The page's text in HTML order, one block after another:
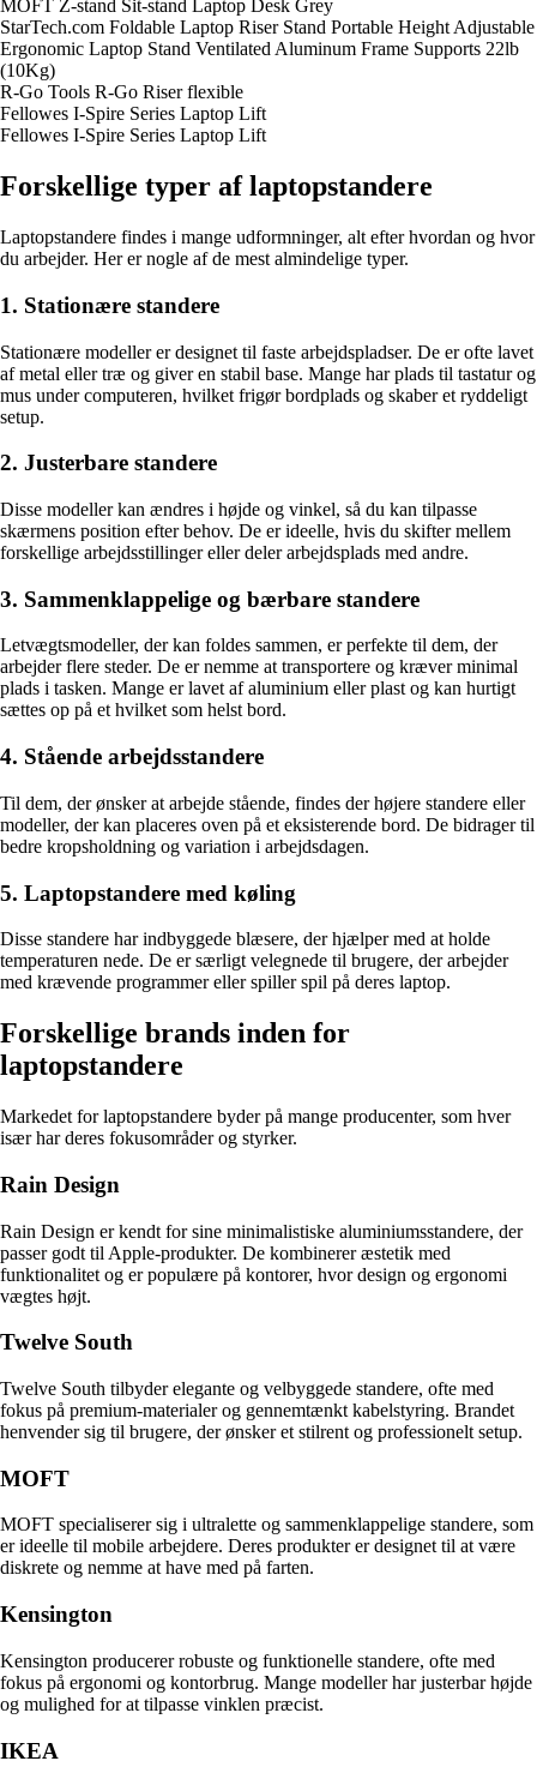
MOFT Z-stand Sit-stand Laptop Desk Grey
StarTech.com Foldable Laptop Riser Stand Portable Height Adjustable
Ergonomic Laptop Stand Ventilated Aluminum Frame Supports 22lb
(10Kg)
R-Go Tools R-Go Riser flexible
Fellowes I-Spire Series Laptop Lift
Fellowes I-Spire Series Laptop Lift
Forskellige typer af laptopstandere
Laptopstandere findes i mange udformninger, alt efter hvordan og hvor
du arbejder. Her er nogle af de mest almindelige typer.
1. Stationære standere
Stationære modeller er designet til faste arbejdspladser. De er ofte lavet
af metal eller træ og giver en stabil base. Mange har plads til tastatur og
mus under computeren, hvilket frigør bordplads og skaber et ryddeligt
setup.
2. Justerbare standere
Disse modeller kan ændres i højde og vinkel, så du kan tilpasse
skærmens position efter behov. De er ideelle, hvis du skifter mellem
forskellige arbejdsstillinger eller deler arbejdsplads med andre.
3. Sammenklappelige og bærbare standere
Letvægtsmodeller, der kan foldes sammen, er perfekte til dem, der
arbejder flere steder. De er nemme at transportere og kræver minimal
plads i tasken. Mange er lavet af aluminium eller plast og kan hurtigt
sættes op på et hvilket som helst bord.
4. Stående arbejdsstandere
Til dem, der ønsker at arbejde stående, findes der højere standere eller
modeller, der kan placeres oven på et eksisterende bord. De bidrager til
bedre kropsholdning og variation i arbejdsdagen.
5. Laptopstandere med køling
Disse standere har indbyggede blæsere, der hjælper med at holde
temperaturen nede. De er særligt velegnede til brugere, der arbejder
med krævende programmer eller spiller spil på deres laptop.
Forskellige brands inden for
laptopstandere
Markedet for laptopstandere byder på mange producenter, som hver
især har deres fokusområder og styrker.
Rain Design
Rain Design er kendt for sine minimalistiske aluminiumsstandere, der
passer godt til Apple-produkter. De kombinerer æstetik med
funktionalitet og er populære på kontorer, hvor design og ergonomi
vægtes højt.
Twelve South
Twelve South tilbyder elegante og velbyggede standere, ofte med
fokus på premium-materialer og gennemtænkt kabelstyring. Brandet
henvender sig til brugere, der ønsker et stilrent og professionelt setup.
MOFT
MOFT specialiserer sig i ultralette og sammenklappelige standere, som
er ideelle til mobile arbejdere. Deres produkter er designet til at være
diskrete og nemme at have med på farten.
Kensington
Kensington producerer robuste og funktionelle standere, ofte med
fokus på ergonomi og kontorbrug. Mange modeller har justerbar højde
og mulighed for at tilpasse vinklen præcist.
IKEA